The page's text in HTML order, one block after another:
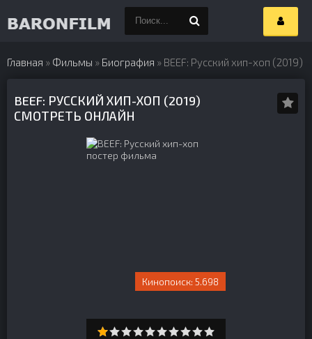
Главная » Фильмы » Биография » BEEF: Русский хип-хоп (2019)
BEEF: РУССКИЙ ХИП-ХОП (2019)
СМОТРЕТЬ ОНЛАЙН
5.698